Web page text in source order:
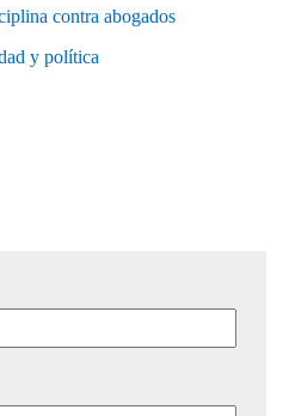
contra abogados
y política